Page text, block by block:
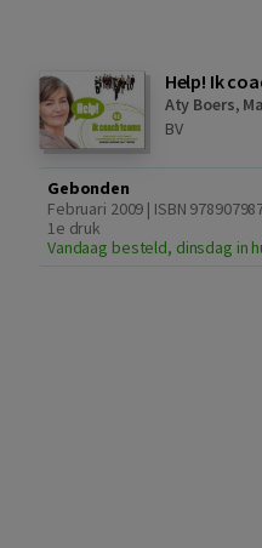
Help! Ik
Aty Boers,
BV
Gebonden
Februari 2009 | ISBN
1e druk
Vandaag besteld, dinsdag in